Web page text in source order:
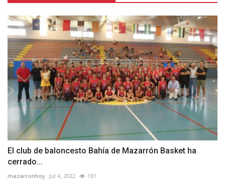
El club de baloncesto Bahía de Mazarrón Basket ha
cerrado...
mazarronhoy Jul 4, 2022 181